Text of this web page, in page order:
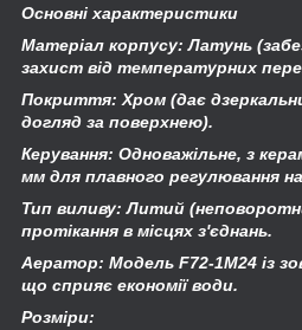
Основні характеристики
Матеріал корпусу: Латунь
захист від температурних
Покриття: Хром (дає
догляд за поверхнею).
Керування: Одноважільне, з
мм для плавного регулювання
Тип виливу: Литий
протікання в місцях з'єднань.
Аератор: Модель F72-1M24 із
що сприяє економії води.
Розміри: